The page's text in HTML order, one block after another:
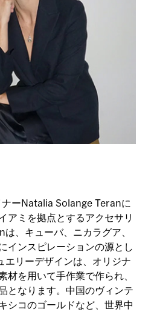
ーNatalia Solange Teranに
アミを拠点とするアクセサリ
、キューバ、ニカラグア、
インスピレーションの源とし
エリーデザインは、オリジナ
材を用いて手作業で作られ、
となります。中国のヴィンテ
シコのゴールドなど、世界中